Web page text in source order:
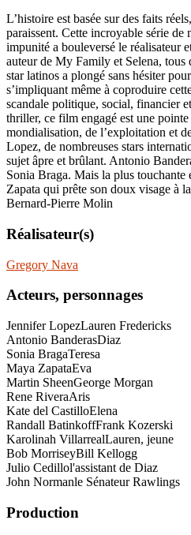
L’histoire est basée sur des faits
paraissent. Cette incroyable série de
impunité a bouleversé le réalisateur
auteur de My Family et Selena,
star latinos a plongé sans hésiter
s’impliquant même à coproduire
scandale politique, social, financier
thriller, ce film engagé est une
mondialisation, de l’exploitation et
Lopez, de nombreuses stars
sujet âpre et brûlant. Antonio
Sonia Braga. Mais la plus touchante
Zapata qui prête son doux visage à
Bernard-Pierre Molin
Réalisateur(s)
Gregory Nava
Acteurs, personnages
Jennifer LopezLauren Fredericks
Antonio BanderasDiaz
Sonia BragaTeresa
Maya ZapataEva
Martin SheenGeorge Morgan
Rene RiveraAris
Kate del CastilloElena
Randall BatinkoffFrank Kozerski
Karolinah VillarrealLauren, jeune
Bob MorriseyBill Kellogg
Julio Cedillol'assistant de Diaz
John Normanle Sénateur Rawlings
Production